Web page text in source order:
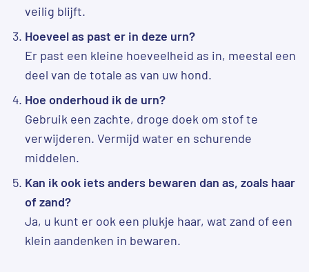
veilig blijft.
Hoeveel as past er in deze urn?
Er past een kleine hoeveelheid as in, meestal een
deel van de totale as van uw hond.
Hoe onderhoud ik de urn?
Gebruik een zachte, droge doek om stof te
verwijderen. Vermijd water en schurende
middelen.
Kan ik ook iets anders bewaren dan as, zoals haar
of zand?
Ja, u kunt er ook een plukje haar, wat zand of een
klein aandenken in bewaren.